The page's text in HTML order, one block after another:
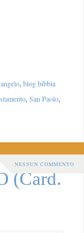
,blog bibbia
,San Paolo,
NESSUN COMMENTO
(Card.